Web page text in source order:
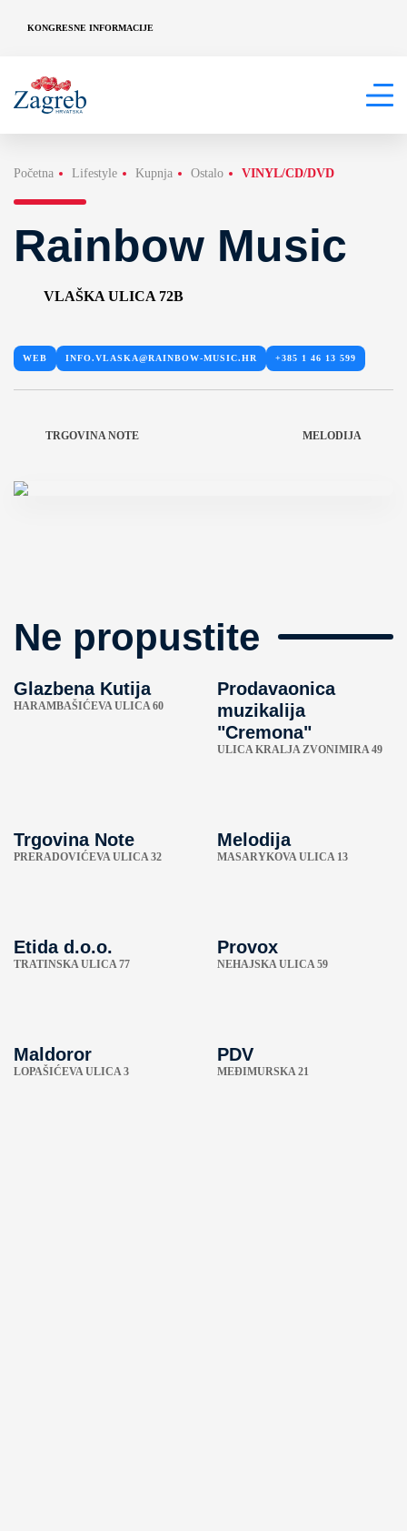
KONGRESNE INFORMACIJE
Početna Lifestyle Kupnja Ostalo VINYL/CD/DVD
Rainbow Music
VLAŠKA ULICA 72B
WEB INFO.VLASKA@RAINBOW-MUSIC.HR +385 1 46 13 599
TRGOVINA NOTE MELODIJA
Ne propustite
Glazbena Kutija
HARAMBAŠIĆEVA ULICA 60
Prodavaonica
muzikalija
"Cremona"
ULICA KRALJA ZVONIMIRA 49
Trgovina Note
PRERADOVIĆEVA ULICA 32
Melodija
MASARYKOVA ULICA 13
Etida d.o.o.
TRATINSKA ULICA 77
Provox
NEHAJSKA ULICA 59
Maldoror
LOPAŠIĆEVA ULICA 3
PDV
MEĐIMURSKA 21